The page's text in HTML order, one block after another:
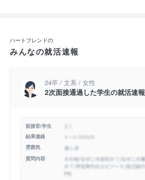
ハートフレンドの
みんなの就活速報
24卒 / 文系 / 女性
2次面接通過した学生の就活速報
面接官/学生
結果連絡
雰囲気
質問内容